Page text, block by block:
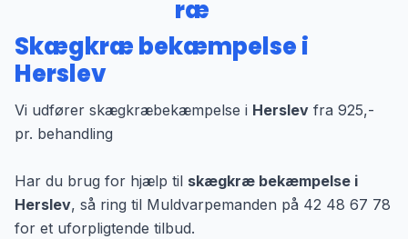
Skægkræ bekæmpelse i
Herslev
Vi udfører skægkræbekæmpelse i Herslev fra 925,-
pr. behandling
Har du brug for hjælp til skægkræ bekæmpelse i
Herslev, så ring til Muldvarpemanden på 42 48 67 78
for et uforpligtende tilbud.